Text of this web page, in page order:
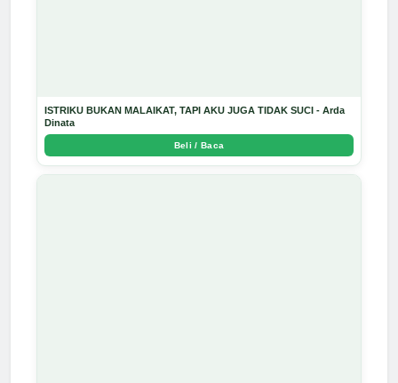
ISTRIKU BUKAN MALAIKAT, TAPI AKU JUGA TIDAK SUCI - Arda
Dinata
Beli / Baca